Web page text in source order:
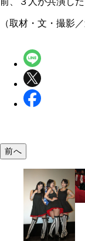
（取材・文・撮影
前へ